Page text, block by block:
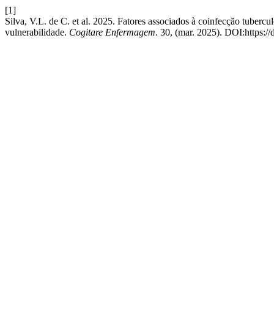
[1]
Silva, V.L. de C. et al. 2025. Fatores associados à coinfecção
vulnerabilidade. Cogitare Enfermagem. 30, (mar. 2025).